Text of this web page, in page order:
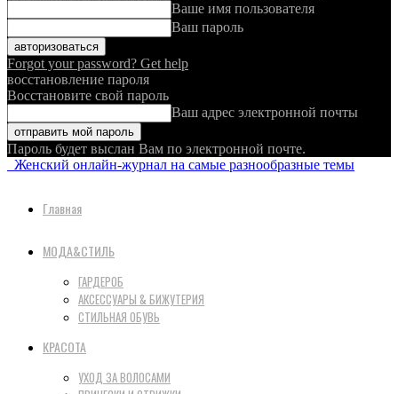
Ваше имя пользователя
Ваш пароль
Forgot your password? Get help
восстановление пароля
Восстановите свой пароль
Ваш адрес электронной почты
Пароль будет выслан Вам по электронной почте.
Женский онлайн-журнал на самые разнообразные темы
Главная
МОДА&СТИЛЬ
ГАРДЕРОБ
АКСЕССУАРЫ & БИЖУТЕРИЯ
СТИЛЬНАЯ ОБУВЬ
КРАСОТА
УХОД ЗА ВОЛОСАМИ